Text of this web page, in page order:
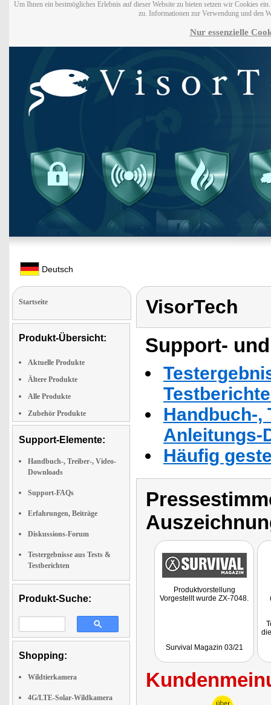
Um Ihnen ein bestmögliches Erlebnis auf dieser Website zu bieten setzen wir Cookies
zu. Informationen zur Verwendung und den
Nur essenzielle
Deutsch
Startseite
Produkt-Übersicht:
Aktuelle Produkte
Ältere Produkte
Alle Produkte
Zubehör Produkte
Support-Elemente:
Handbuch-, Treiber-, Video-
Downloads
Support-FAQs
Erfahrungen, Beiträge
Diskussions-Forum
Testergebnisse aus Tests &
Testberichten
Produkt-Suche:
Shopping:
Wildtierkamera
4G/LTE-Solar-Wildkamera
VisorTech
Support-
Handbuch-,
Anleitungs-
Häufig
Produktvorstellung
Vorgestellt wurde ZX-7048.
Survival Magazin 03/21